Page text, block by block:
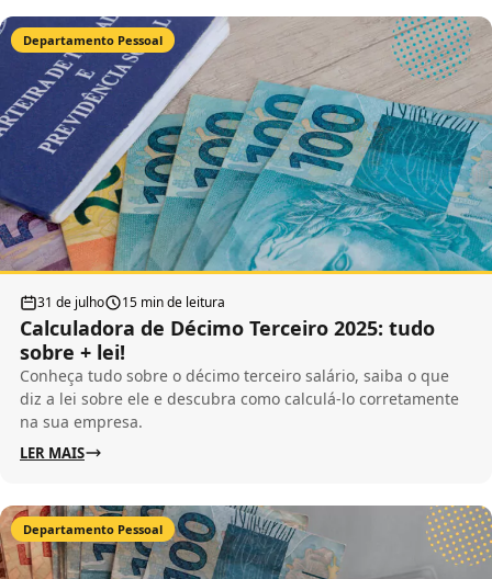
Departamento Pessoal
31 de julho 15 min de leitura
Calculadora de Décimo Terceiro 2025: tudo
sobre + lei!
Conheça tudo sobre o décimo terceiro salário, saiba o que
diz a lei sobre ele e descubra como calculá-lo corretamente
na sua empresa.
LER MAIS
Departamento Pessoal